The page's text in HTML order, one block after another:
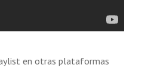
en otras plataformas